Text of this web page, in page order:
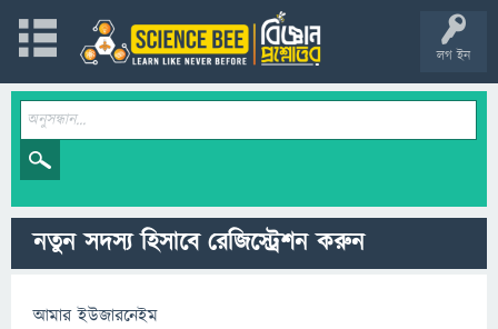
লগ ইন
নতুন সদস্য হিসাবে রেজিস্ট্রেশন করুন
আমার ইউজারনেইম